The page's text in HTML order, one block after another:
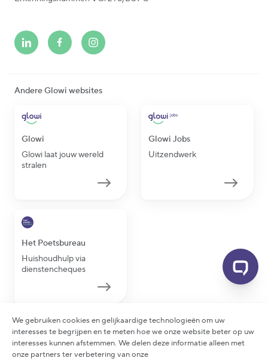
Andere Glowi websites
Glowi
Glowi laat jouw wereld
stralen
Glowi Jobs
Uitzendwerk
Het Poetsbureau
Huishoudhulp via
dienstencheques
2026 Glowi - Alle rechten voorbehouden
Privacy statement
| Cookie policy
We gebruiken cookies en gelijkaardige technologieën om uw
interesses te begrijpen en te meten hoe we onze website beter op uw
interesses kunnen afstemmen. We delen deze informatie alleen met
onze partners ter verbetering van onze